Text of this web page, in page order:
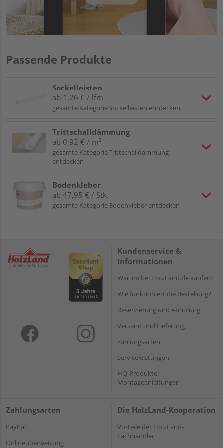
Passende Produkte
Sockelleisten
ab 1,26 € / lfm
gesamte Kategorie Sockelleisten entdecken
Trittschalldämmung
ab 0,92 € / m²
gesamte Kategorie Trittschalldämmung
entdecken
Bodenkleber
ab 47,95 € / Stk.
gesamte Kategorie Bodenkleber entdecken
Kundenservice &
Informationen
Warum bei HolzLand.de kaufen?
Wie funktioniert die Bestellung?
Reservierung und Abholung
Versand und Lieferung
Zahlungsarten
Serviceleistungen
HQ-Produkte:
Montageanleitungen
Zahlungsarten
PayPal
Onlineüberweisung
Die HolzLand-Kooperation
Vorteile der HolzLand-
Fachhändler